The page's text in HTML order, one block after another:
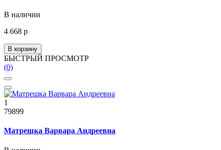
В наличии
4 668 р
В корзину
БЫСТРЫЙ ПРОСМОТР
(0)
1
79899
Матрешка Варвара Андреевна